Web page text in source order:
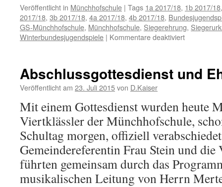
Veröffentlicht in Münchhofschule | Tags 1a 2017/18, 1b 2017/18
2017/18, 3b 2017/18, 4a 2017/18, 4b 2017/18,
GS-Münchhofschule, Münchhofschule, Siegerehrung,
Winterbundesjugendspiele | Kommentare deaktiviertfür
Abschlussgottesdienst und
Veröffentlicht am 23. Juli 2015von D.Kaiser
Mit einem Gottesdienst wurden heute
Viertklässler der Münchhofschule,
Schultag morgen, offiziell
Gemeindereferentin Frau Stein und
führten gemeinsam durch das
musikalischen Leitung von Herrn